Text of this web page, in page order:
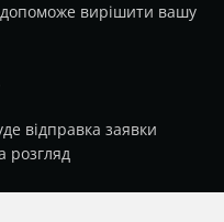
вирішити вашу
відправка заявки
розгляд